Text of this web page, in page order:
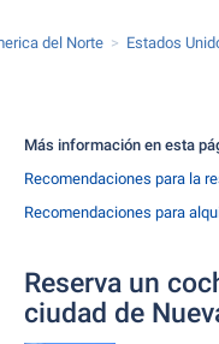
del Norte Estados
Más información en esta
Recomendaciones para la
Recomendaciones para
Reserva un
ciudad de